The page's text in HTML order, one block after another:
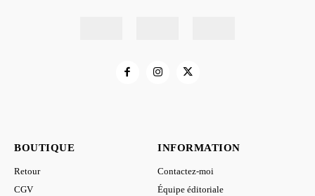
BOUTIQUE
Retour
CGV
INFORMATION
Contactez-moi
Équipe éditoriale